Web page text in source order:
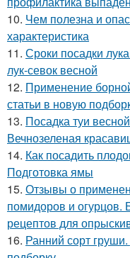
10. Чем полезна и
характеристика
11. Сроки посадки
лук-севок весной
12. Применение
статьи в новую
13. Посадка туи
Вечнозеленая
14. Как посадить
Подготовка ямы
15. Отзывы о
помидоров и огурцов.
рецептов для
16. Ранний сорт